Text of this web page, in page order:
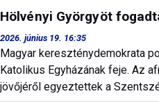
Hölvényi Györgyöt
2026. június 19. 16:35
Magyar kereszténydemokrata
Katolikus Egyházának feje. Az
jövőjéről egyeztettek a